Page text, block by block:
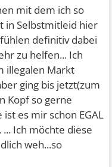
mit dem ich so
in Selbstmitleid hier
definitiv dabei
zu helfen... Ich
illegalen Markt
ging bis jetzt(zum
Kopf so gerne
es mir schon EGAL
... Ich möchte diese
weh...so